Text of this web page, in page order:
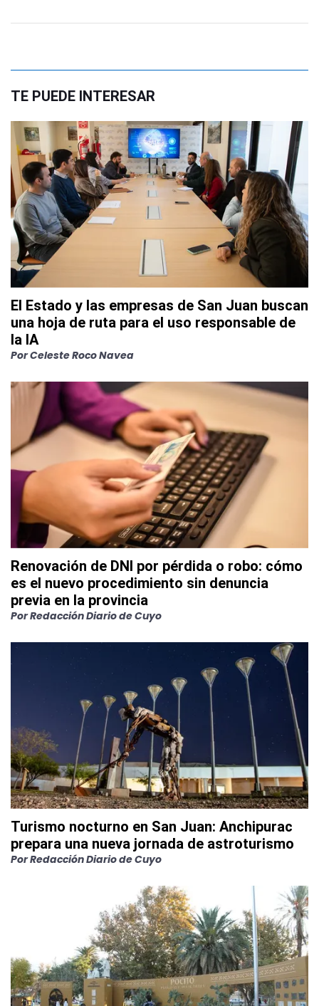
TE PUEDE INTERESAR
El Estado y las empresas de San Juan buscan
una hoja de ruta para el uso responsable de
la IA
PorCeleste Roco Navea
Renovación de DNI por pérdida o robo: cómo
es el nuevo procedimiento sin denuncia
previa en la provincia
PorRedacción Diario de Cuyo
Turismo nocturno en San Juan: Anchipurac
prepara una nueva jornada de astroturismo
PorRedacción Diario de Cuyo